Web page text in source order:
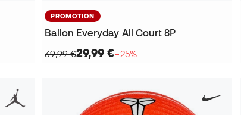
PROMOTION
Ballon Everyday All Court 8P
39,99 €29,99 €−25%